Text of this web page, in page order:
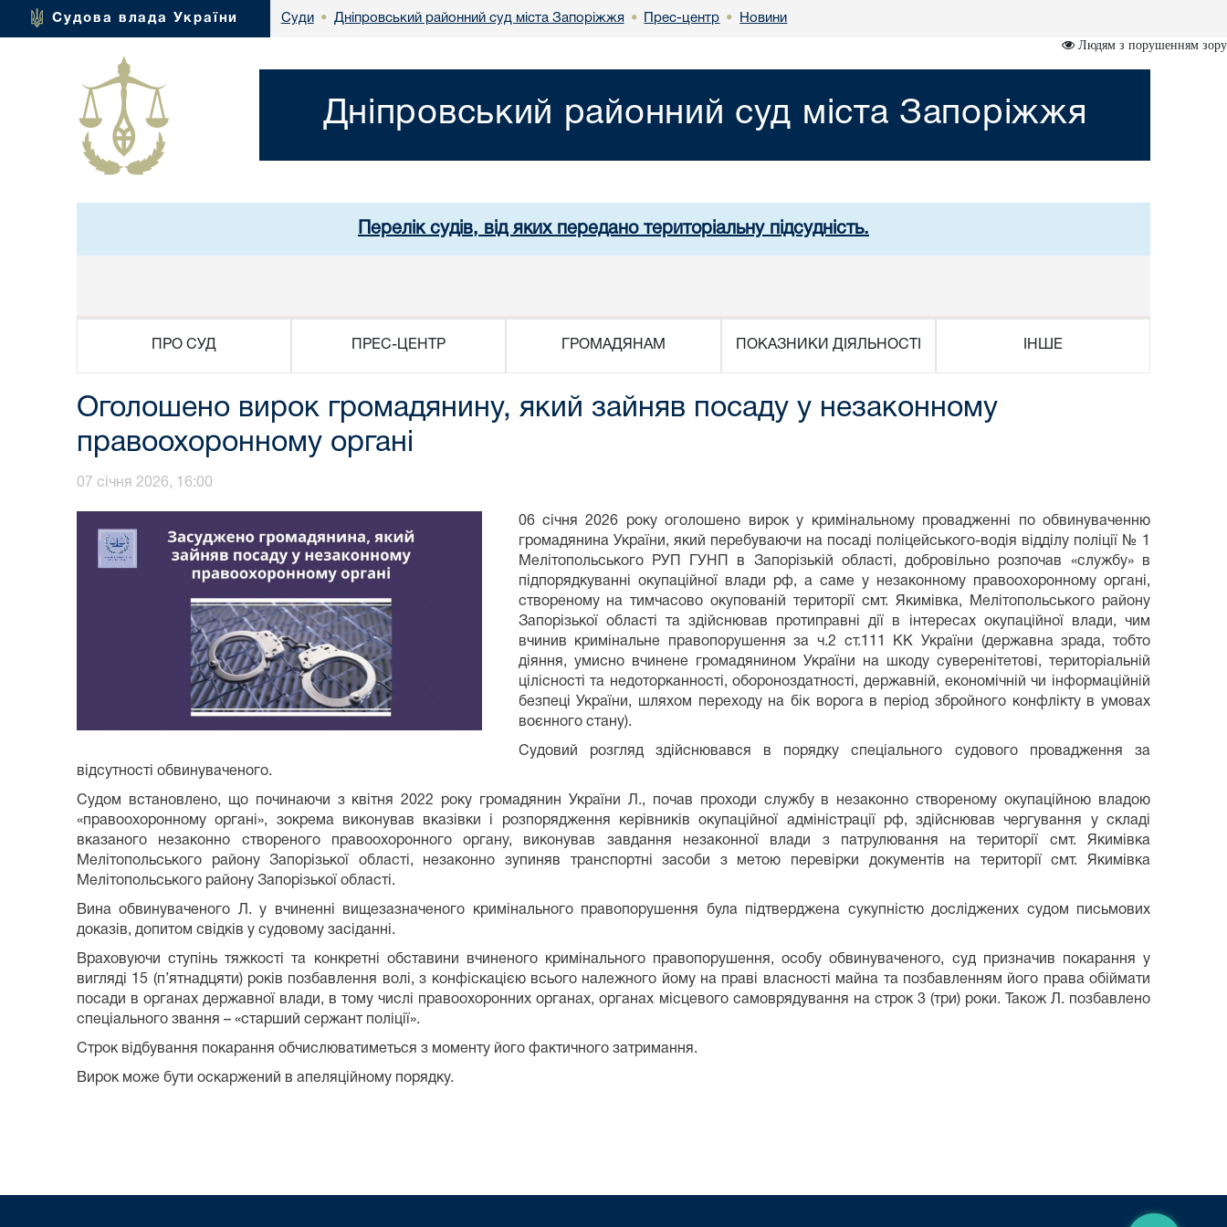
Судова влада України Суди • Дніпровський районний суд міста Запоріжжя • Прес-центр • Новини
Людям з порушенням зору
Дніпровський районний суд міста Запоріжжя
Перелік судів, від яких передано територіальну підсудність.
ПРО СУД ПРЕС-ЦЕНТР ГРОМАДЯНАМ ПОКАЗНИКИ ДІЯЛЬНОСТІ ІНШЕ
Оголошено вирок громадянину, який зайняв посаду у незаконному
правоохоронному органі
07 січня 2026, 16:00
06 січня 2026 року оголошено вирок у кримінальному провадженні по обвинуваченню
громадянина України, який перебуваючи на посаді поліцейського-водія відділу поліції № 1
Мелітопольського РУП ГУНП в Запорізькій області, добровільно розпочав «службу» в
підпорядкуванні окупаційної влади рф, а саме у незаконному правоохоронному органі,
створеному на тимчасово окупованій території смт. Якимівка, Мелітопольського району
Запорізької області та здійснював протиправні дії в інтересах окупаційної влади, чим
вчинив кримінальне правопорушення за ч.2 ст.111 КК України (державна зрада, тобто
діяння, умисно вчинене громадянином України на шкоду суверенітетові, територіальній
цілісності та недоторканності, обороноздатності, державній, економічній чи інформаційній
безпеці України, шляхом переходу на бік ворога в період збройного конфлікту в умовах
воєнного стану).
Судовий розгляд здійснювався в порядку спеціального судового провадження за
відсутності обвинуваченого.
Судом встановлено, що починаючи з квітня 2022 року громадянин України Л., почав проходи службу в незаконно створеному окупаційною владою
«правоохоронному органі», зокрема виконував вказівки і розпорядження керівників окупаційної адміністрації рф, здійснював чергування у складі
вказаного незаконно створеного правоохоронного органу, виконував завдання незаконної влади з патрулювання на території смт. Якимівка
Мелітопольського району Запорізької області, незаконно зупиняв транспортні засоби з метою перевірки документів на території смт. Якимівка
Мелітопольського району Запорізької області.
Вина обвинуваченого Л. у вчиненні вищезазначеного кримінального правопорушення була підтверджена сукупністю досліджених судом письмових
доказів, допитом свідків у судовому засіданні.
Враховуючи ступінь тяжкості та конкретні обставини вчиненого кримінального правопорушення, особу обвинуваченого, суд призначив покарання у
вигляді 15 (п’ятнадцяти) років позбавлення волі, з конфіскацією всього належного йому на праві власності майна та позбавленням його права обіймати
посади в органах державної влади, в тому числі правоохоронних органах, органах місцевого самоврядування на строк 3 (три) роки. Також Л. позбавлено
спеціального звання – «старший сержант поліції».
Строк відбування покарання обчислюватиметься з моменту його фактичного затримання.
Вирок може бути оскаржений в апеляційному порядку.